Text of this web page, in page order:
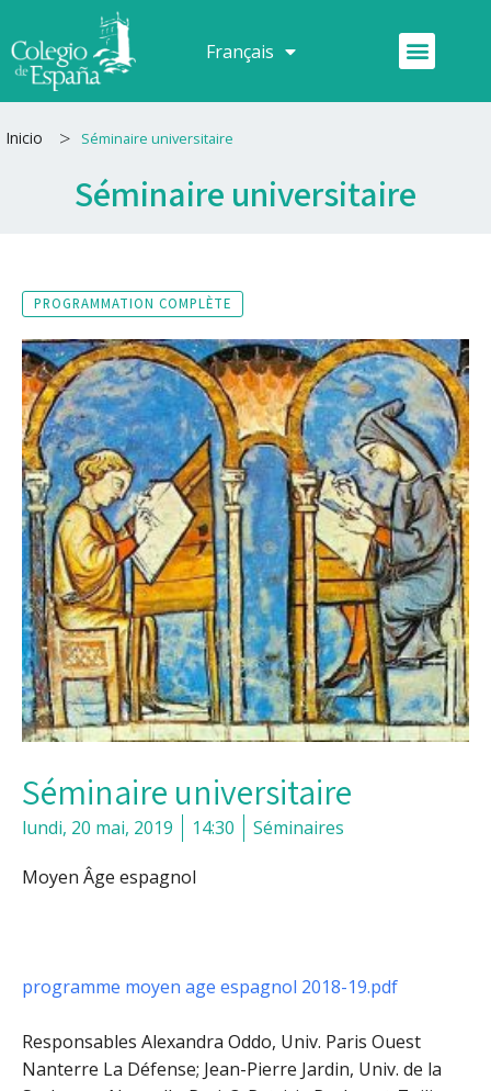
au
contenu
Français
Español Menu
Inicio > Séminaire universitaire
Séminaire universitaire
PROGRAMMATION COMPLÈTE
Séminaire universitaire
lundi, 20 mai, 2019 14:30 Séminaires
Moyen Âge espagnol
programme moyen age espagnol 2018-19.pdf
Responsables Alexandra Oddo, Univ. Paris Ouest
Nanterre La Défense; Jean-Pierre Jardin, Univ. de la